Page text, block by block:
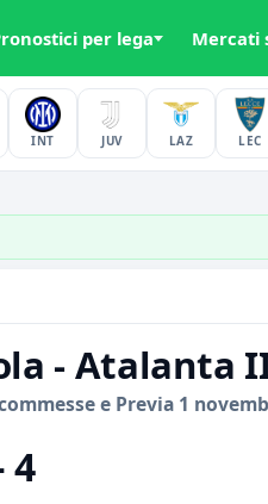
per lega Mercati
INT JUV LAZ LEC
- Atalanta
e Previa 1
4